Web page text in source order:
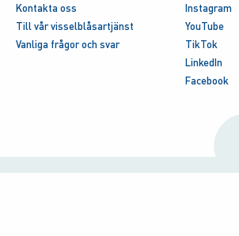
Kontakta oss
Till vår visselblåsartjänst
Vanliga frågor och svar
Instagram
YouTube
TikTok
LinkedIn
Facebook